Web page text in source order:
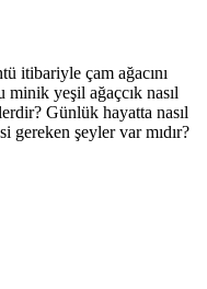
itibariyle çam ağacını
yeşil ağaçcık nasıl
Günlük hayatta nasıl
şeyler var mıdır?